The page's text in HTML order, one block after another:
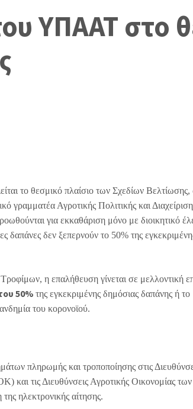
ΥΠΑΑΤ στο
το θεσμικό πλαίσιο των Σχεδίων Βελτίωσης,
γραμματέα Αγροτικής Πολιτικής και
για εκκαθάριση μόνο με διοικητικό
δαπάνες δεν ξεπερνούν το 50% της
η επαλήθευση γίνεται σε μελλοντική
50% της εγκεκριμένης δημόσιας δαπάνης ή το
του κορονοϊού.
πληρωμής και τροποποίησης στις
και τις Διευθύνσεις Αγροτικής Οικονομίας των
ηλεκτρονικής αίτησης.